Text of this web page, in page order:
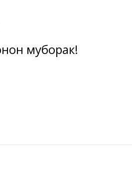
муборак!